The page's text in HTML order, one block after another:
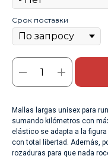
Срок поставки
Mallas largas unisex para
sumando kilómetros con
elástico se adapta a la
con total libertad. Además,
rozaduras para que nada